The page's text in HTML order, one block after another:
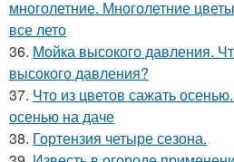
многолетние. Многолетние
все лето
36. Мойка высокого давления.
высокого давления?
37. Что из цветов сажать
осенью на даче
38. Гортензия четыре сезона.